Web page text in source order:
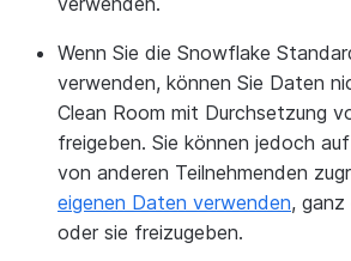
Wenn Sie die Snowflake
verwenden, können Sie Daten
Clean Room mit Durchsetzung
freigeben. Sie können jedoch
von anderen Teilnehmenden
eigenen Daten verwenden, ganz
oder sie freizugeben.